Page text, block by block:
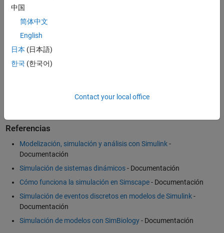
simulación de sistemas biológicos, véase
Ejemplos y demostraciones
Tutoriales de SimBiology: Creación de un modelo: ecuaciones
diferenciales
Referencias
Modelización, simulación y análisis con Simulink-
Documentación
Simulación de sistemas dinámicos- Documentación
Cómo funciona la simulación en Simscape- Documentación
Simulación de eventos discretos en modelos de Simulink-
Documentación
Simulación de modelos con SimBiology- Documentación
中国
简体中文
English
日本 (日本語)
한국 (한국어)
Contact your local office